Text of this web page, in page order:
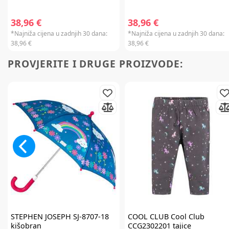
38,96 €
*Najniža cijena u zadnjih 30 dana:
38,96 €
38,96 €
*Najniža cijena u zadnjih 30 dana:
38,96 €
PROVJERITE I DRUGE PROIZVODE:
STEPHEN JOSEPH SJ-8707-18
kišobran
COOL CLUB Cool Club
CCG2302201 tajice